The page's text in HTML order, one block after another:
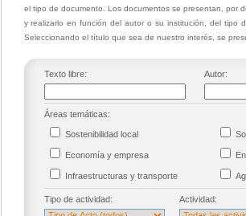
el tipo de documento. Los documentos se presentan, por
y realizarlo en función del autor o su institución, del tipo
Seleccionando el título que sea de nuestro interés, se
Texto libre: Autor:
Áreas temáticas:
Sostenibilidad local
Economía y empresa
Infraestructuras y transporte
Tipo de actividad: Actividad: